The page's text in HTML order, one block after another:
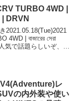
の...TURBO 4WD |
| DRVN
2021.05.18(Tue)2021
4WD | বাজারের সেরা
気で話題らしいぞ、見
レ
の内外装や使い